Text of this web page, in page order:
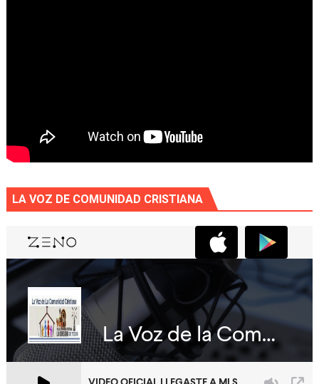
LA VOZ DE COMUNIDAD CRISTIANA